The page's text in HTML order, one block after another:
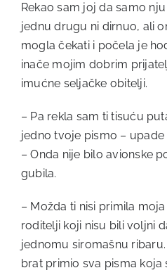
Rekao sam joj da samo
jednu drugu ni dirnuo, ali
mogla čekati i počela je
inače mojim dobrim
imućne seljačke obitelji.
– Pa rekla sam ti tisuću
jedno tvoje pismo –
– Onda nije bilo avionske
gubila.
– Možda ti nisi primila
roditelji koji nisu bili voljni
jednomu siromašnu
brat primio sva pisma koja